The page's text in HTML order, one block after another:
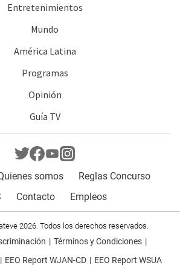
Entretenimientos
Mundo
América Latina
Programas
Opinión
Guía TV
somos
Reglas Concurso
Contacto Empleos
2026. Todos los derechos reservados.
Términos y Condiciones
EEO Report WJAN-CD EEO Report WSUA